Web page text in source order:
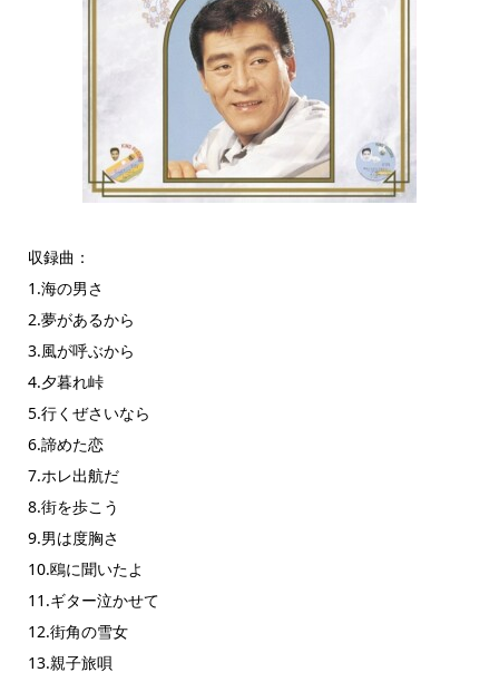
収録曲：
1.海の男さ
2.夢があるから
3.風が呼ぶから
4.夕暮れ峠
5.行くぜさいなら
6.諦めた恋
7.ホレ出航だ
8.街を歩こう
9.男は度胸さ
10.鴎に聞いたよ
11.ギター泣かせて
12.街角の雪女
13.親子旅唄